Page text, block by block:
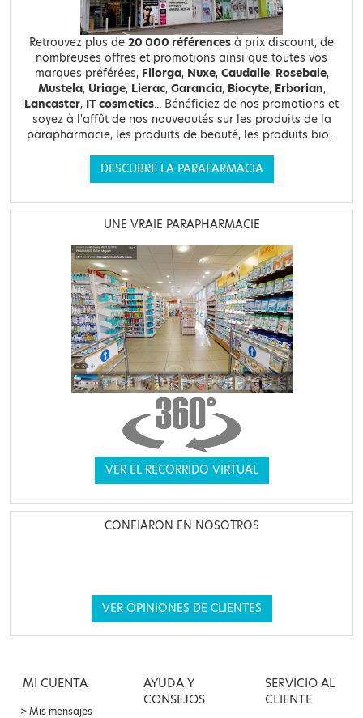
Retrouvez plus de 20 000 références à prix discount, de
nombreuses offres et promotions ainsi que toutes vos
marques préférées, Filorga, Nuxe, Caudalie, Rosebaie,
Mustela, Uriage, Lierac, Garancia, Biocyte, Erborian,
Lancaster, IT cosmetics... Bénéficiez de nos promotions et
soyez à l'affût de nos nouveautés sur les produits de la
parapharmacie, les produits de beauté, les produits bio...
DESCUBRE LA PARAFARMACIA
UNE VRAIE PARAPHARMACIE
VER EL RECORRIDO VIRTUAL
CONFIARON EN NOSOTROS
VER OPINIONES DE CLIENTES
MI CUENTA
Mis mensajes
AYUDA Y
CONSEJOS
SERVICIO AL
CLIENTE